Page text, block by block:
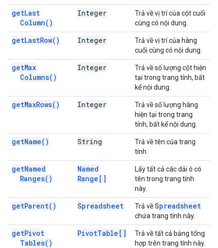
getLast
Column( )
Integer
Trả về vị trí của cột cuối
cùng có nội dung.
getLastRow( ) Integer
Trả về vị trí của hàng
cuối cùng có nội dung.
getMax
Columns( )
Integer
Trả về số lượng cột hiện
tại trong trang tính, bất
kể nội dung.
getMaxRows( ) Integer
Trả về số lượng hàng
hiện tại trong trang
tính, bất kể nội dung.
getName( ) String
Trả về tên của trang
tính.
getNamed
Ranges( )
Named
Range[]
Lấy tất cả các dải ô có
tên trong trang tính
này.
getParent( ) Spreadsheet Trả vềSpreadsheet
chứa trang tính này.
getPivot
Tables( )
PivotTable[]
Trả về tất cả bảng tổng
hợp trên trang tính này.